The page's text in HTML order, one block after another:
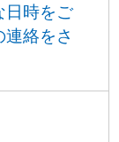
日時をご
絡をさ